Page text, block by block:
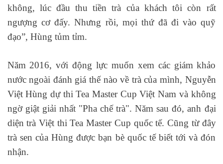
không, lúc đầu thu tiền trà của khách tôi còn rất
ngượng cơ đấy. Nhưng rồi, mọi thứ đã đi vào quỹ
đạo”, Hùng tủm tỉm.
Năm 2016, với động lực muốn xem các giám khảo
nước ngoài đánh giá thế nào về trà của mình, Nguyễn
Việt Hùng dự thi Tea Master Cup Việt Nam và không
ngờ giật giải nhất "Pha chế trà". Năm sau đó, anh đại
diện trà Việt thi Tea Master Cup quốc tế. Cũng từ đây
trà sen của Hùng được bạn bè quốc tế biết tới và đón
nhận.